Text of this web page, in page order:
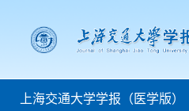
上海交通大学学报（医学版）